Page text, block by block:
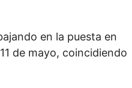
en la puesta en
de mayo, coincidiendo